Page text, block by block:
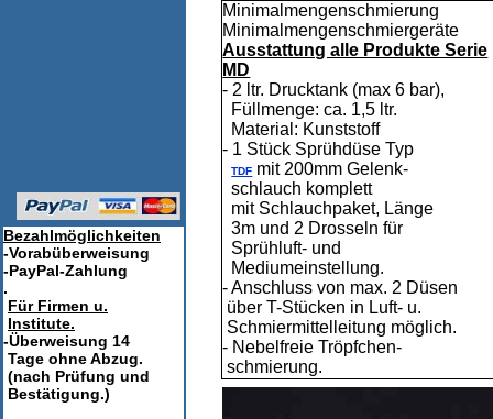
Bezahlmöglichkeiten
-Vorabüberweisung
-PayPal-Zahlung
.
Für Firmen u.
Institute.
-Überweisung 14
Tage ohne Abzug.
(nach Prüfung und
Bestätigung.)
Minimalmengenschmierung
Minimalmengenschmiergeräte
Ausstattung alle Produkte Serie
MD
- 2 ltr. Drucktank (max 6 bar),
Füllmenge: ca. 1,5 ltr.
Material: Kunststoff
- 1 Stück Sprühdüse Typ
TDF mit 200mm Gelenk-
schlauch komplett
mit Schlauchpaket, Länge
3m und 2 Drosseln für
Sprühluft- und
Mediumeinstellung.
- Anschluss von max. 2 Düsen
über T-Stücken in Luft- u.
Schmiermittelleitung möglich.
- Nebelfreie Tröpfchen-
schmierung.